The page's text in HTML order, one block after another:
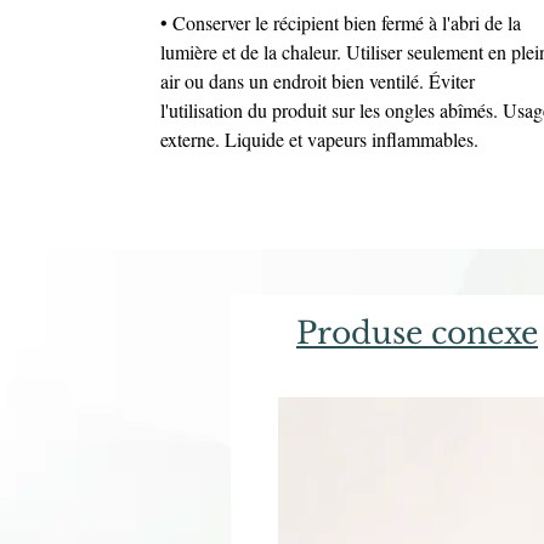
• Conserver le récipient bien fermé à l'abri de la
lumière et de la chaleur. Utiliser seulement en
air ou dans un endroit bien ventilé. Éviter
l'utilisation du produit sur les ongles abîmés.
externe. Liquide et vapeurs inflammables.
Produse conexe